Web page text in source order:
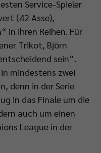
Service-Spieler
(42 Asse),
in ihren Reihen. Für
Trikot, Björn
sein“.
in mindestens zwei
denn in der Serie
in das Finale um die
auch um einen
League in der